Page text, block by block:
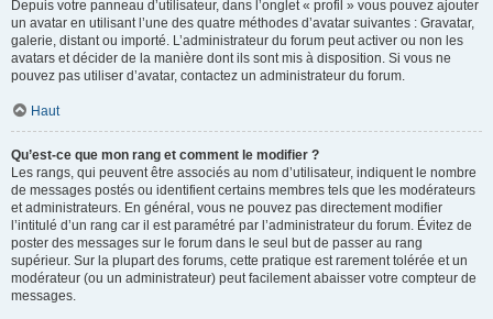
Depuis votre panneau d’utilisateur, dans l’onglet « profil » vous pouvez ajouter
un avatar en utilisant l’une des quatre méthodes d’avatar suivantes : Gravatar,
galerie, distant ou importé. L’administrateur du forum peut activer ou non les
avatars et décider de la manière dont ils sont mis à disposition. Si vous ne
pouvez pas utiliser d’avatar, contactez un administrateur du forum.
Haut
Qu’est-ce que mon rang et comment le modifier ?
Les rangs, qui peuvent être associés au nom d’utilisateur, indiquent le nombre
de messages postés ou identifient certains membres tels que les modérateurs
et administrateurs. En général, vous ne pouvez pas directement modifier
l’intitulé d’un rang car il est paramétré par l’administrateur du forum. Évitez de
poster des messages sur le forum dans le seul but de passer au rang
supérieur. Sur la plupart des forums, cette pratique est rarement tolérée et un
modérateur (ou un administrateur) peut facilement abaisser votre compteur de
messages.